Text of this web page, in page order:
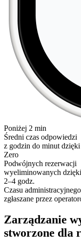
Poniżej 2 min
Średni czas odpowiedzi
z godzin do minut
Zero
Podwójnych rezerwacji
wyeliminowanych
2–4 godz.
Czasu
zgłaszane przez
Zarządzanie
stworzone dla